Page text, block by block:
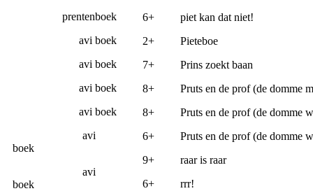
prentenboek
avi boek
avi boek
avi boek
avi boek
avi
boek
avi
boek
6+
2+
7+
8+
8+
6+
9+
6+
piet kan dat niet!
Pieteboe
Prins zoekt baan
Pruts en de prof (de domme
Pruts en de prof (de domme
Pruts en de prof (de domme
raar is raar
rrr!